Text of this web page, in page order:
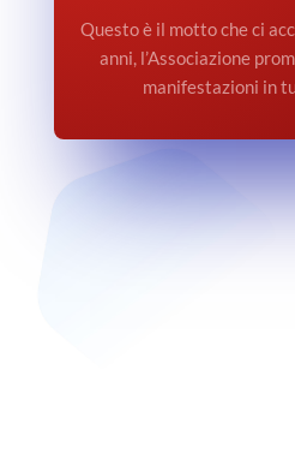
Questo è il motto che ci
anni, l’Associazione
manifestazioni in